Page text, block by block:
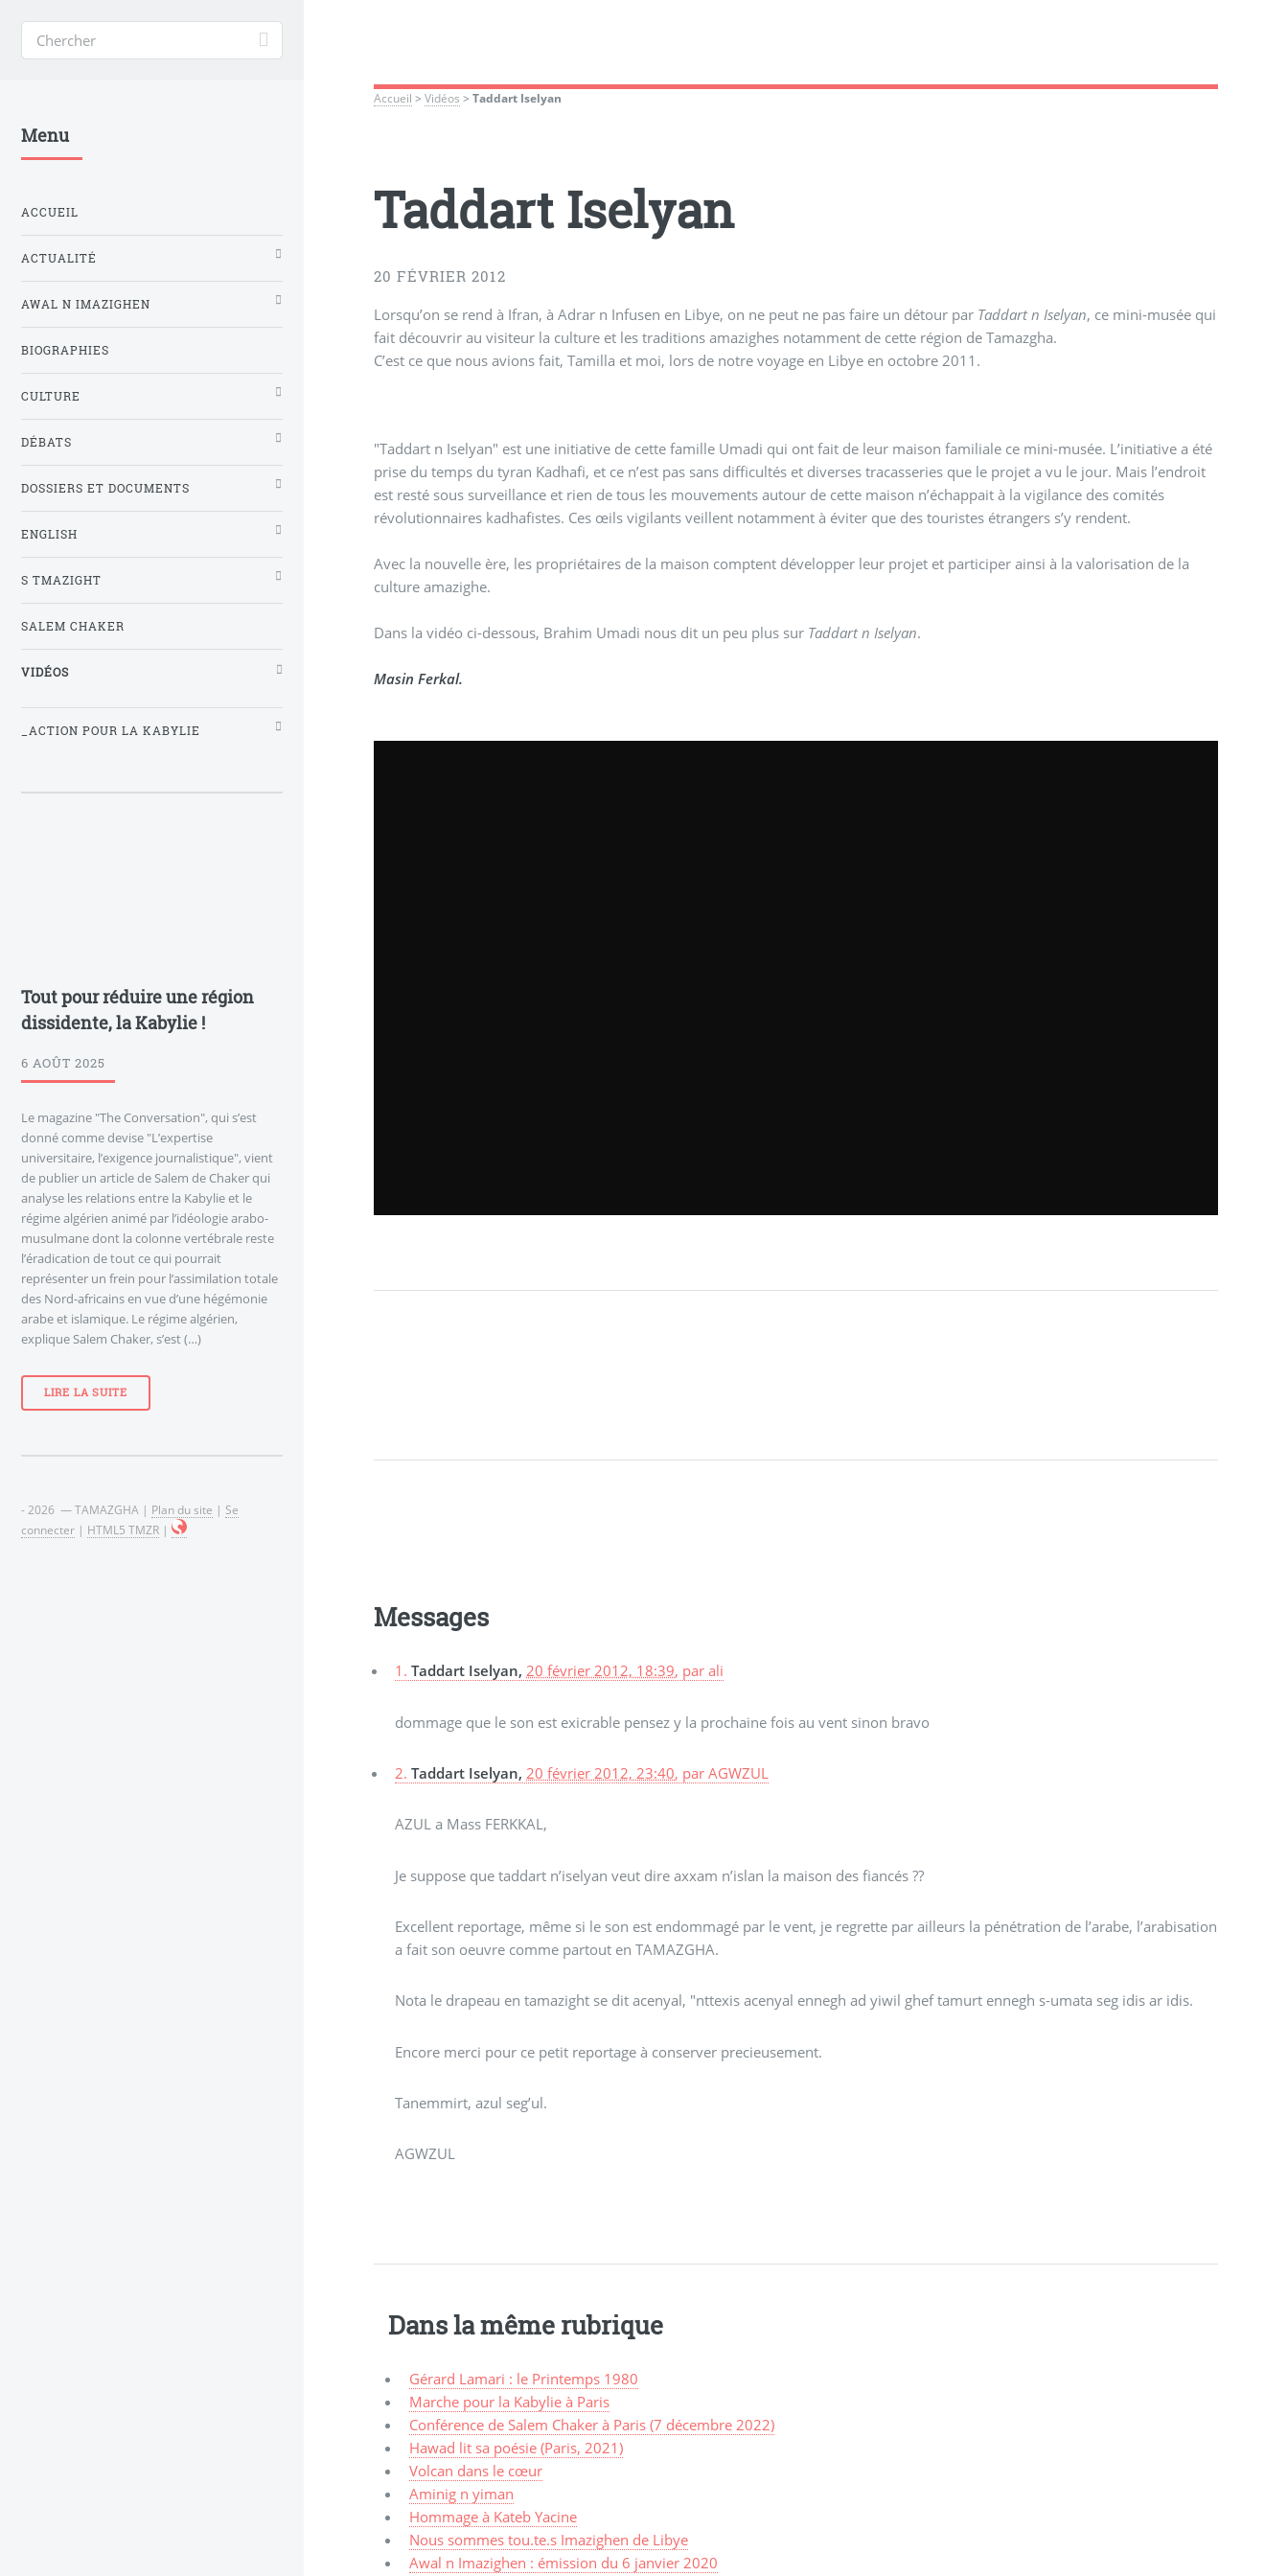
Accueil >Vidéos >Taddart Iselyan
Taddart Iselyan
20 FÉVRIER 2012
Lorsqu’on se rend à Ifran, à Adrar n Infusen en Libye, on ne peut ne pas faire un détour par Taddart n Iselyan, ce mini-musée qui
fait découvrir au visiteur la culture et les traditions amazighes notamment de cette région de Tamazgha.
C’est ce que nous avions fait, Tamilla et moi, lors de notre voyage en Libye en octobre 2011.
"Taddart n Iselyan" est une initiative de cette famille Umadi qui ont fait de leur maison familiale ce mini-musée. L’initiative a été
prise du temps du tyran Kadhafi, et ce n’est pas sans difficultés et diverses tracasseries que le projet a vu le jour. Mais l’endroit
est resté sous surveillance et rien de tous les mouvements autour de cette maison n’échappait à la vigilance des comités
révolutionnaires kadhafistes. Ces œils vigilants veillent notamment à éviter que des touristes étrangers s’y rendent.
Avec la nouvelle ère, les propriétaires de la maison comptent développer leur projet et participer ainsi à la valorisation de la
culture amazighe.
Dans la vidéo ci-dessous, Brahim Umadi nous dit un peu plus sur Taddart n Iselyan.
Masin Ferkal.
Messages
1. Taddart Iselyan,20 février 2012, 18:39, parali
dommage que le son est exicrable pensez y la prochaine fois au vent sinon bravo
2. Taddart Iselyan, 20 février 2012, 23:40, parAGWZUL
AZUL a Mass FERKKAL,
Je suppose que taddart n’iselyan veut dire axxam n’islan la maison des fiancés ??
Excellent reportage, même si le son est endommagé par le vent, je regrette par ailleurs la pénétration de l’arabe, l’arabisation
a fait son oeuvre comme partout en TAMAZGHA.
Nota le drapeau en tamazight se dit acenyal, "nttexis acenyal ennegh ad yiwil ghef tamurt ennegh s-umata seg idis ar idis.
Encore merci pour ce petit reportage à conserver precieusement.
Tanemmirt, azul seg’ul.
AGWZUL
Dans la même rubrique
Gérard Lamari : le Printemps 1980
Marche pour la Kabylie à Paris
Conférence de Salem Chaker à Paris (7 décembre 2022)
Hawad lit sa poésie (Paris, 2021)
Volcan dans le cœur
Aminig n yiman
Hommage à Kateb Yacine
Nous sommes tou.te.s Imazighen de Libye
Awal n Imazighen : émission du 6 janvier 2020
Menu
ACCUEIL
ACTUALITÉ
AWAL N IMAZIGHEN
BIOGRAPHIES
CULTURE
DÉBATS
DOSSIERS ET DOCUMENTS
ENGLISH
S TMAZIGHT
SALEM CHAKER
VIDÉOS
_ACTION POUR LA KABYLIE
Tout pour réduire une région
dissidente, la Kabylie !
6 AOÛT 2025
Le magazine "The Conversation", qui s’est
donné comme devise "L’expertise
universitaire, l’exigence journalistique", vient
de publier un article de Salem de Chaker qui
analyse les relations entre la Kabylie et le
régime algérien animé par l’idéologie arabo-
musulmane dont la colonne vertébrale reste
l’éradication de tout ce qui pourrait
représenter un frein pour l’assimilation totale
des Nord-africains en vue d’une hégémonie
arabe et islamique. Le régime algérien,
explique Salem Chaker, s’est (…)
LIRE LA SUITE
- 2026 — TAMAZGHA | Plan du site | Se
connecter | HTML5 TMZR |